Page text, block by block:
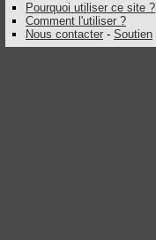
Pourquoi utiliser ce site ?
Comment l'utiliser ?
Nous contacter - Soutien